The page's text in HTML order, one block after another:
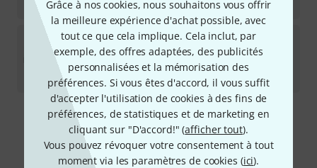
Grâce à nos cookies, nous souhaitons vous offrir
la meilleure expérience d'achat possible, avec
tout ce que cela implique. Cela inclut, par
exemple, des offres adaptées, des publicités
personnalisées et la mémorisation des
préférences. Si vous êtes d'accord, il vous suffit
d'accepter l'utilisation de cookies à des fins de
préférences, de statistiques et de marketing en
cliquant sur "D'accord!" (afficher tout).
Vous pouvez révoquer votre consentement à tout
moment via les paramètres de cookies (ici).
17,90€
CelemonyMelodyne 5 editor Update
11
Licence de téléchargement
28 €
Envoi gratuit à partir de 69 €
Les prix sont indiqués avec TVA comprise